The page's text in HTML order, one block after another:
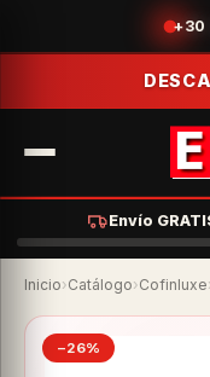
Envío
Inicio›Catálogo›Cofinluxe
−26%